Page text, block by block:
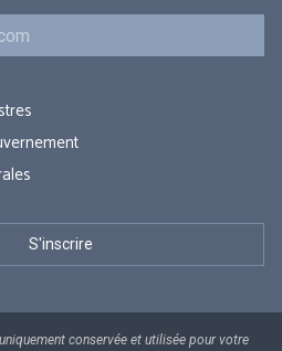
conservée et utilisée pour votre